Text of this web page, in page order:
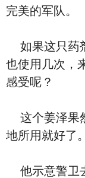
完美的军队。
如果这只药
也使用几次，
感受呢？
这个姜泽果
地所用就好了。
他示意警卫